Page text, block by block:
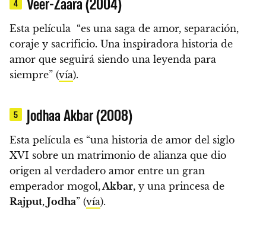
4
Esta película “es una saga de amor, separación,
coraje y sacrificio. Una inspiradora historia de
amor que seguirá siendo una leyenda para
siempre” (vía).
5 Jodhaa Akbar (2008)
Esta película es “una historia de amor del siglo
XVI sobre un matrimonio de alianza que dio
origen al verdadero amor entre un gran
emperador mogol, Akbar, y una princesa de
Rajput, Jodha” (vía).